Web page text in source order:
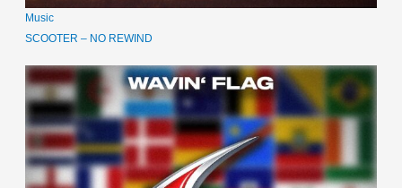
Music
SCOOTER – NO REWIND